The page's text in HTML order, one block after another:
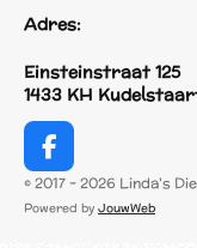
Adres:
Einsteinstraat 125
1433 KH
F
a
c
© 2017 - 2026 Linda's
Powered by JouwWeb